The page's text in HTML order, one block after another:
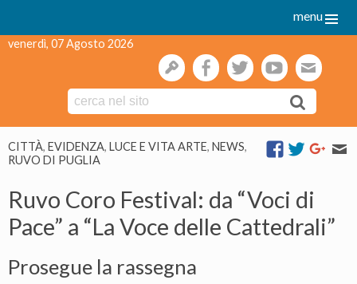
menu
venerdì, 07 Agosto 2026
gestionefacebooktwitteryoutube
to
CITTÀ, EVIDENZA, LUCE E VITA ARTE, NEWS,
RUVO DI PUGLIA
Ruvo Coro Festival: da “Voci di
Pace” a “La Voce delle Cattedrali”
Prosegue la rassegna